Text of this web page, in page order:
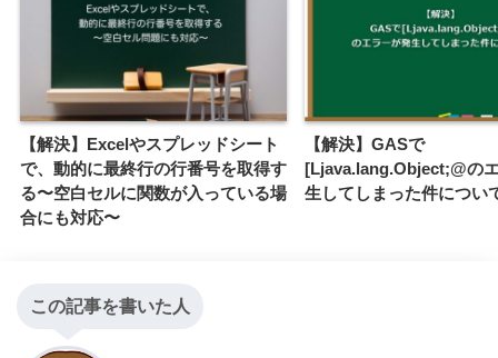
【解決】Excelやスプレッドシート
で、動的に最終行の行番号を取得す
る〜空白セルに関数が入っている場
合にも対応〜
【解決】GASで
[Ljava.lang.Object;@の
生してしまった件につい
この記事を書いた人